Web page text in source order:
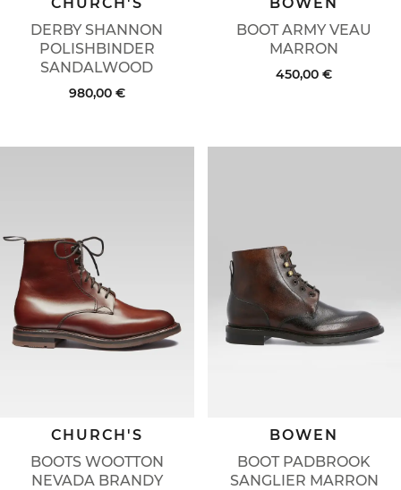
DERBY SHANNON
POLISHBINDER
SANDALWOOD
980,00 €
BOOT ARMY VEAU
MARRON
450,00 €
BOOTS WOOTTON
NEVADA BRANDY
CHURCH'S
BOOT PADBROOK
SANGLIER MARRON
BOWEN